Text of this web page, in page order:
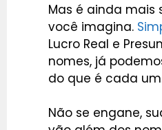
Mas é ainda mais
você imagina.
Lucro Real e
nomes, já
do que é cada
Não se engane,